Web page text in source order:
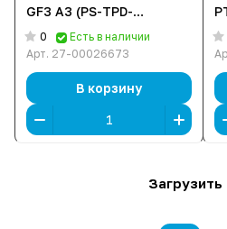
GF3 A3 (PS-TPD-
1200FNFAGE-H) [1200 Вт,
80 PLUS Gold, 12x SATA,
6+2 pin PCIe, 1x 4+4 pin
CPU, ATX]
0
Есть в наличии
Арт. 27-00026673
В корзину